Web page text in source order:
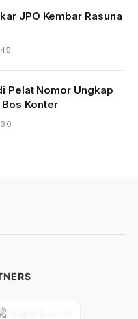
JPO Kembar Rasuna
Pelat Nomor Ungkap
Konter